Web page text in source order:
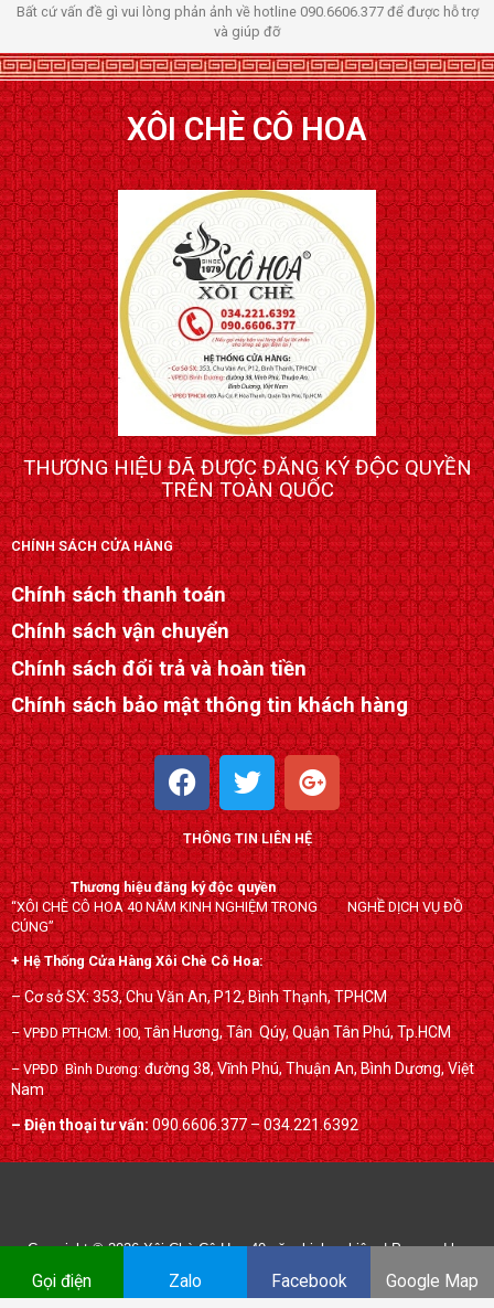
Bất cứ vấn đề gì vui lòng phản ảnh về hotline 090.6606.377 để được hỗ trợ
và giúp đỡ
XÔI CHÈ CÔ HOA
THƯƠNG HIỆU ĐÃ ĐƯỢC ĐĂNG KÝ ĐỘC QUYỀN
TRÊN TOÀN QUỐC
CHÍNH SÁCH CỬA HÀNG
Chính sách thanh toán
Chính sách vận chuyển
Chính sách đổi trả và hoàn tiền
Chính sách bảo mật thông tin khách hàng
F
a
c
e
b
o
o
k
T
w
i
t
t
e
r
G
o
o
g
l
e
-
p
l
u
s
THÔNG TIN LIÊN HỆ
Thương hiệu đăng ký độc quyền
“XÔI CHÈ CÔ HOA 40 NĂM KINH NGHIỆM TRONG NGHỀ DỊCH VỤ ĐỒ
CÚNG”
+ Hệ Thống Cửa Hàng Xôi Chè Cô Hoa:
– Cơ sở SX: 353, Chu Văn An, P12, Bình Thạnh, TPHCM
– VPĐD PTHCM: 100, Tân Hương, Tân Qúy,Quận Tân Phú, Tp.HCM
– VPĐD Bình Dương:đường 38, Vĩnh Phú, Thuận An, Bình Dương, Việt
Nam
– Điện thoại tư vấn:090.6606.377 – 034.221.6392
Copyright © 2026Xôi Chè Cô Hoa 40 năm kinh nghiệm| Powered by
xoichecohoa.com
Gọi điện Zalo Facebook Google Map